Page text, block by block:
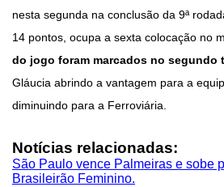
nesta segunda na conclusão da 9ª
14 pontos, ocupa a sexta colocação no
do jogo foram marcados no segundo
Gláucia abrindo a vantagem para a
diminuindo para a Ferroviária.
Notícias relacionadas:
São Paulo vence Palmeiras e sobe
Brasileirão Feminino.